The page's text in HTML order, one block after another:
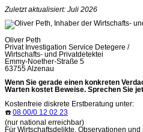
Zuletzt aktualisiert: Juli 2026
Oliver Peth
Privat Investigation Service Detegere /
Wirtschafts- und Privatdetektei
Emmy-Noether-Straße 5
63755 Alzenau
Wenn Sie gerade einen konkreten
Warten kostet Beweise. Sprechen Sie
Kostenfreie diskrete Erstberatung unter:
☎️ 08 00/0 12 02 23
(nur national erreichbar)
Für Wirtschaftsdelikte, Observationen